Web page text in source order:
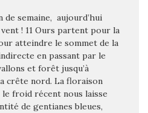
semaine, aujourd’hui
! 11 Ours partent pour la
atteindre le sommet de la
en passant par le
et forêt jusqu’à
crête nord. La floraison
froid récent nous laisse
de gentianes bleues,